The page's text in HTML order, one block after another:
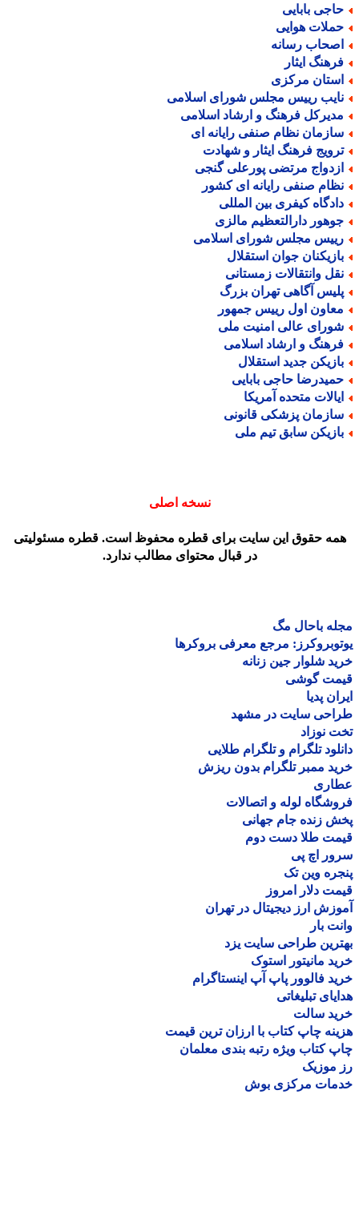
بابایی
هوایی
رسانه
ایثار
مرکزی
رییس مجلس شورای اسلامی
فرهنگ و ارشاد اسلامی
نظام صنفی رایانه ای
فرهنگ ایثار و شهادت
مرتضی پورعلی گنجی
صنفی رایانه ای کشور
کیفری بین المللی
دارالتعظیم مالزی
مجلس شورای اسلامی
جوان استقلال
وانتقالات زمستانی
آگاهی تهران بزرگ
اول رییس جمهور
عالی امنیت ملی
و ارشاد اسلامی
جدید استقلال
حاجی بابایی
متحده آمریکا
پزشکی قانونی
سابق تیم ملی
نسخه اصلی
حقوق این سایت برای قطره محفوظ است. قطره مسئولیتی
در قبال محتوای مطالب ندارد.
باحال مگ
مرجع معرفی بروکرها
شلوار جین زنانه
گوشی
پدیا
سایت در مشهد
نوزاد
تلگرام و تلگرام طلایی
ممبر تلگرام بدون ریزش
لوله و اتصالات
زنده جام جهانی
طلا دست دوم
اچ پی
وین تک
دلار امروز
ارز دیجیتال در تهران
بار
طراحی سایت یزد
مانیتور استوک
فالوور پاپ آپ اینستاگرام
تبلیغاتی
سالت
چاپ کتاب با ارزان ترین قیمت
کتاب ویژه رتبه بندی معلمان
موزیک
مرکزی بوش